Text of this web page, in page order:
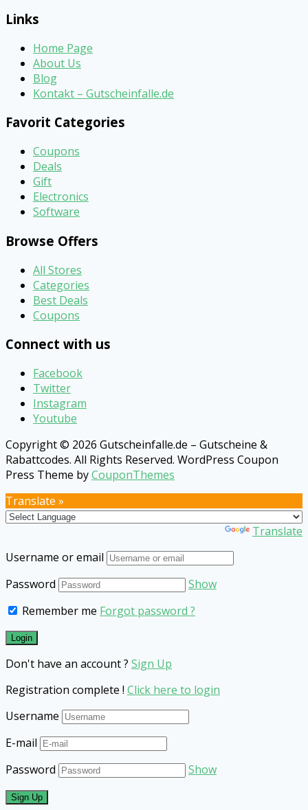
Links
Home Page
About Us
Blog
Kontakt – Gutscheinfalle.de
Favorit Categories
Coupons
Deals
Gift
Electronics
Software
Browse Offers
All Stores
Categories
Best Deals
Coupons
Connect with us
Facebook
Twitter
Instagram
Youtube
Copyright © 2026 Gutscheinfalle.de – Gutscheine &
Rabattcodes. All Rights Reserved. WordPress Coupon
Press Theme byCouponThemes
Translate »
Translate
Username or email
Password
Show
Remember me Forgot password ?
Don't have an account ? Sign Up
Registration complete ! Click here to login
Username
E-mail
Password
Show